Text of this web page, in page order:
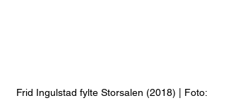
Frid Ingulstad fylte Storsalen (2018) | Foto: